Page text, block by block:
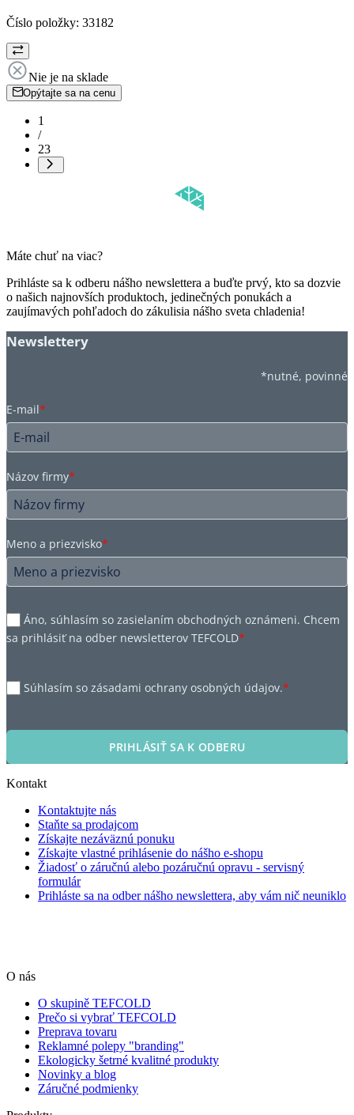
Číslo položky: 33182
Nie je na sklade
Opýtajte sa na cenu
1
/
23
Máte chuť na viac?
Prihláste sa k odberu nášho newslettera a buďte prvý, kto sa dozvie
o našich najnovších produktoch, jedinečných ponukách a
zaujímavých pohľadoch do zákulisia nášho sveta chladenia!
Newslettery
*nutné, povinné
E-mail*
Názov firmy*
Meno a priezvisko*
Áno, súhlasím so zasielaním obchodných oznámeni. Chcem
sa prihlásiť na odber newsletterov TEFCOLD*
Súhlasím so zásadami ochrany osobných údajov.*
PRIHLÁSIŤ SA K ODBERU
Kontakt
Kontaktujte nás
Staňte sa prodajcom
Získajte nezáväznú ponuku
Získajte vlastné prihlásenie do nášho e-shopu
Žiadosť o záručnú alebo pozáručnú opravu - servisný
formulár
Prihláste sa na odber nášho newslettera, aby vám nič neuniklo
O nás
O skupině TEFCOLD
Prečo si vybrať TEFCOLD
Preprava tovaru
Reklamné polepy "branding"
Ekologicky šetrné kvalitné produkty
Novinky a blog
Záručné podmienky